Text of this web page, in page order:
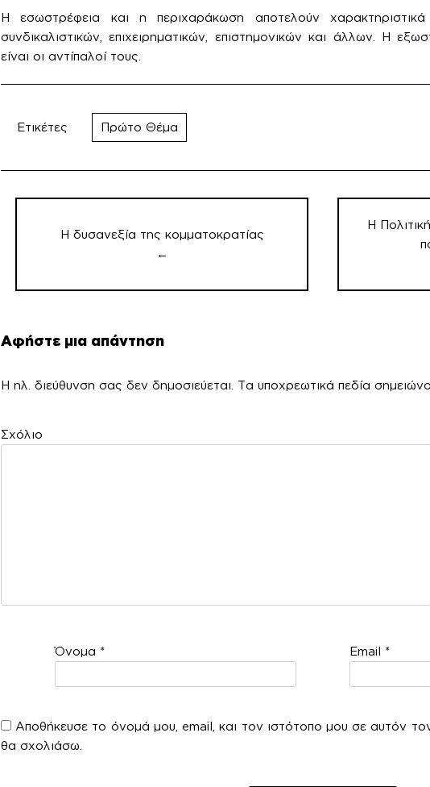
Η εσωστρέφεια και η περιχαράκωση αποτελούν
συνδικαλιστικών, επιχειρηματικών, επιστημονικών και άλλων. Η
είναι οι αντίπαλοί τους.
Ετικέτες Πρώτο Θέμα
Πλοήγηση
Η δυσανεξία της κομματοκρατίας
←
Η
Αφήστε μια απάντηση
Η ηλ. διεύθυνση σας δεν δημοσιεύεται. Τα υποχρεωτικά πεδία
Όνομα * Email *
Αποθήκευσε το όνομά μου, email, και τον ιστότοπο μου σε αυτόν
θα σχολιάσω.